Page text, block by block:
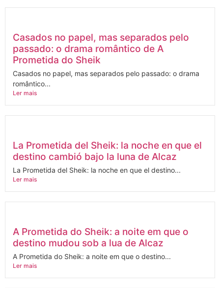
Casados no papel, mas separados pelo
passado: o drama romântico de A
Prometida do Sheik
Casados no papel, mas separados pelo passado: o drama
romântico...
Ler mais
La Prometida del Sheik: la noche en que el
destino cambió bajo la luna de Alcaz
La Prometida del Sheik: la noche en que el destino...
Ler mais
A Prometida do Sheik: a noite em que o
destino mudou sob a lua de Alcaz
A Prometida do Sheik: a noite em que o destino...
Ler mais